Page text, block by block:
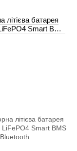
літієва батарея
Smart BMS